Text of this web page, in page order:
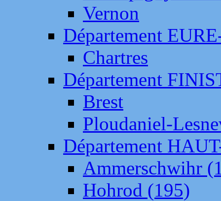
Vernon
Département
Chartres
Département
Brest
Ploudaniel-
Département
Ammerschwihr
Hohrod (195)